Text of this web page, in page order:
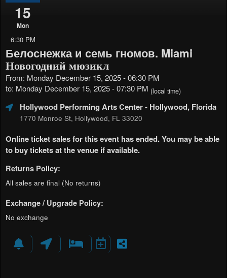
15
Mon
6:30 PM
Белоснежка и семь гномов. Miami
Новогодний мюзикл
From: Monday December 15, 2025 - 06:30 PM
to: Monday December 15, 2025 - 07:30 PM (local time)
Hollywood Performing Arts Center- Hollywood, Florida
1770 Monroe St, Hollywood, FL 33020
Online ticket sales for this event has ended. You may be able
to buy tickets at the venue if available.
Returns Policy:
All sales are final (No returns)
Exchange / Upgrade Policy:
No exchange